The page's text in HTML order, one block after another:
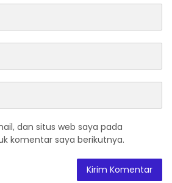
dan situs web saya pada
komentar saya berikutnya.